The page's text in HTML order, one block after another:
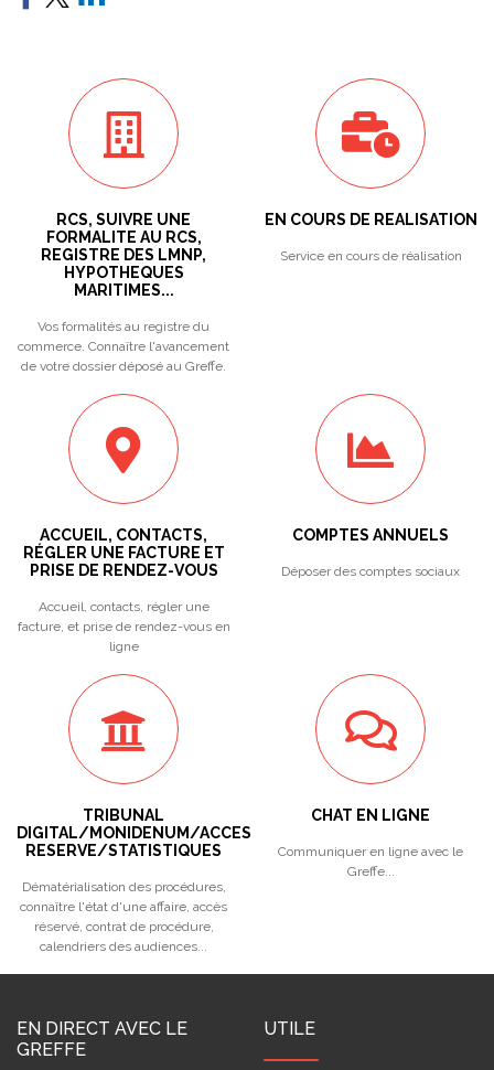
RCS, SUIVRE UNE
FORMALITE AU RCS,
REGISTRE DES LMNP,
HYPOTHEQUES
MARITIMES...
Vos formalités au registre du
commerce. Connaître l'avancement
de votre dossier déposé au Greffe.
EN COURS DE REALISATION
Service en cours de réalisation
ACCUEIL, CONTACTS,
RÉGLER UNE FACTURE ET
PRISE DE RENDEZ-VOUS
Accueil, contacts, régler une
facture, et prise de rendez-vous en
ligne
COMPTES ANNUELS
Déposer des comptes sociaux
TRIBUNAL
DIGITAL/MONIDENUM/ACCES
RESERVE/STATISTIQUES
Dématérialisation des procédures,
connaître l'état d'une affaire, accès
réservé, contrat de procédure,
calendriers des audiences...
CHAT EN LIGNE
Communiquer en ligne avec le
Greffe...
EN DIRECT AVEC LE
GREFFE
UTILE